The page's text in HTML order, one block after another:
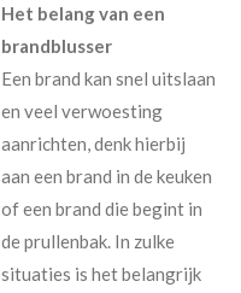
Het belang van een
brandblusser
Een brand kan snel uitslaan
en veel verwoesting
aanrichten, denk hierbij
aan een brand in de keuken
of een brand die begint in
de prullenbak. In zulke
situaties is het belangrijk